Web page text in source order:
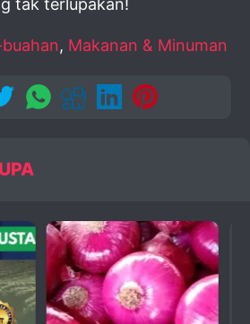
tak terlupakan!
, Makanan & Minuman